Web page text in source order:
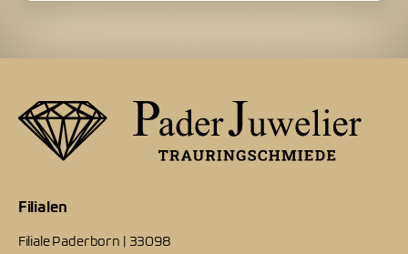
Filialen
Filiale Paderborn | 33098